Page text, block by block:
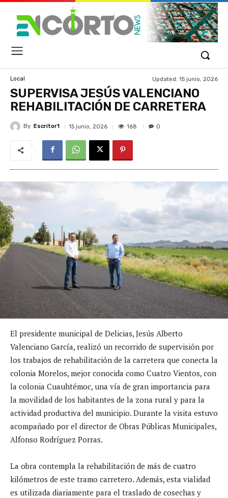
Local Updated: 15 junio, 2026
SUPERVISA JESÚS VALENCIANO
REHABILITACIÓN DE CARRETERA
By Escritor1 15 junio, 2026 168 0
El presidente municipal de Delicias, Jesús Alberto
Valenciano García, realizó un recorrido de supervisión por
los trabajos de rehabilitación de la carretera que conecta la
colonia Morelos, mejor conocida como Cuatro Vientos, con
la colonia Cuauhtémoc, una vía de gran importancia para
la movilidad de los habitantes de la zona rural y para la
actividad productiva del municipio. Durante la visita estuvo
acompañado por el director de Obras Públicas Municipales,
Alfonso Rodríguez Porras.
La obra contempla la rehabilitación de más de cuatro
kilómetros de este tramo carretero. Además, esta vialidad
es utilizada diariamente para el traslado de cosechas y